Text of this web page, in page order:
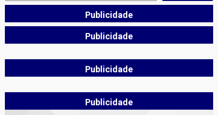
Publicidade
Publicidade
Publicidade
Publicidade